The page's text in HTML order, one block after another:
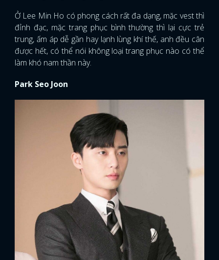
Ở Lee Min Ho có phong cách rất đa dạng, mặc vest thì
đỉnh đạc, mặc trang phục bình thường thì lại cực trẻ
trung, ấm áp dễ gần hay lạnh lùng khí thế, anh đều cân
được hết, có thể nói không loại trang phục nào có thể
làm khó nam thần này.
Park Seo Joon